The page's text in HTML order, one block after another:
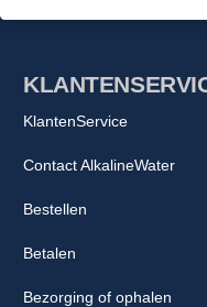
KlantenService
Contact AlkalineWater
Bestellen
Betalen
Bezorging of ophalen